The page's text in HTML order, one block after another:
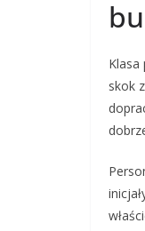
Klasa
skok